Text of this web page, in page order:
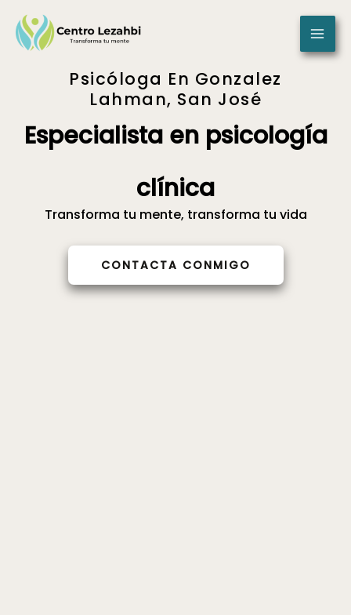
Skip
to
content
Psicóloga En Gonzalez
Lahman, San José
Especialista en psicología
clínica
Transforma tu mente, transforma tu vida
CONTACTA CONMIGO